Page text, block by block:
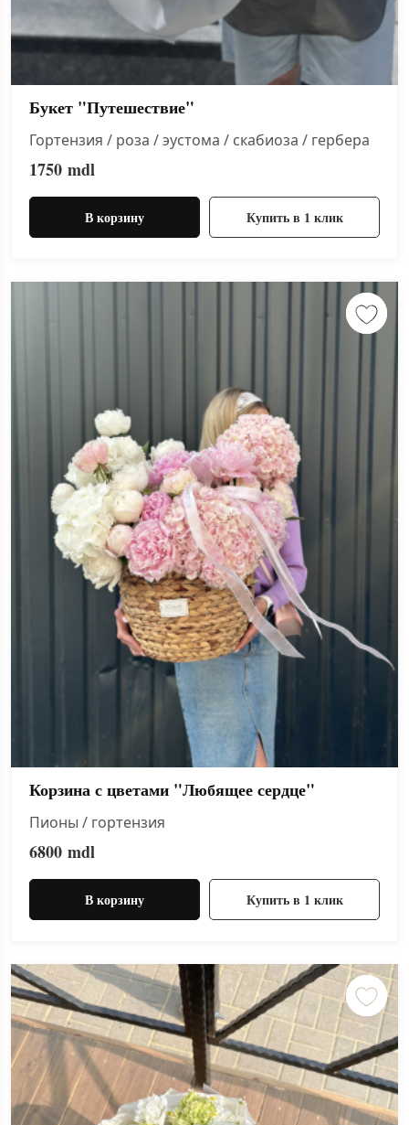
Букет "Путешествие"
Гортензия / роза / эустома / скабиоза / гербера
1750 mdl
В корзину Купить в 1 клик
Корзина с цветами "Любящее сердце"
Пионы / гортензия
6800 mdl
В корзину Купить в 1 клик